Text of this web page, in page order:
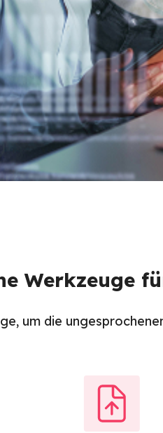
Werkzeuge
um die